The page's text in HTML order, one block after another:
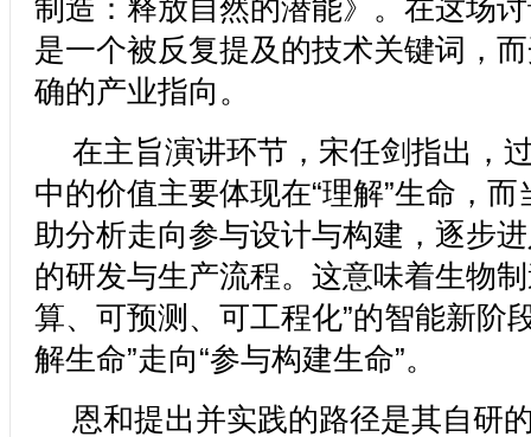
制造：释放自然的潜能》。在这场
是一个被反复提及的技术关键词，
确的产业指向。
在主旨演讲环节，宋任剑指出，
中的价值主要体现在“理解”生命，
助分析走向参与设计与构建，逐步
的研发与生产流程。这意味着生物
算、可预测、可工程化”的智能新阶
解生命”走向“参与构建生命”。
恩和提出并实践的路径是其自研